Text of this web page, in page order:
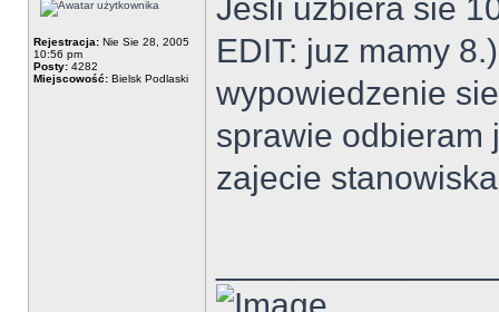
Rejestracja: Nie Sie 28, 2005
10:56 pm
Posty: 4282
Miejscowość: Bielsk Podlaski
Jesli uzbiera sie
EDIT: juz mamy
wypowiedzenie
sprawie odbieram
zajecie